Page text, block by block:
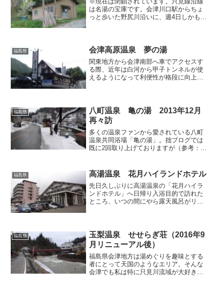
は名湯の宝庫です。会津川口駅からちょ
っと歩いた野尻川沿いに、週4日しかも夕
口で微かに硫黄のような...
福島県 会津高原温泉 夢の湯
関東地方から会津南部へ車でアクセスす
る際、近年は白河から甲子トンネルが使
えるようになって利便性が格段に向上し
を北上し、国道121号で...
福島県
八町温泉 亀の湯 2013年12月
再々訪
多くの温泉ファンから愛されている八町
温泉共同浴場「亀の湯」。拙ブログでは
既に2回取り上げておりますが（参考：1
分のところにありますので、せっかくで
すからこの日も立ち...
福島県 高湯温泉 花月ハイランドホテル
先日久しぶりに高湯温泉の「花月ハイラ
ンドホテル」へ日帰り入浴目的で訪れた
ところ、いつの間にやら露天風呂がリニ
いるのかと思いきや、その...
福島県
玉梨温泉 せせらぎ荘（2016年9
月リニューアル後）
福島県会津地方は湯めぐりを趣味とする
者にとって天国のようなエリア。そんな
会津でも私は特に只見川流域が大好きな